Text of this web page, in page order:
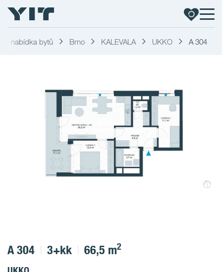
nabídka bytů Brno KALEVALA UKKO A 304
A 304 3+kk 66,5 m2